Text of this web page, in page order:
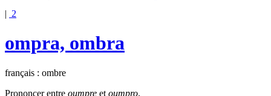
| 2
ompra, ombra
français : ombre
Prononcer entre oumpre et oumpro.